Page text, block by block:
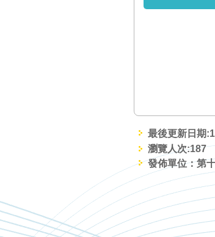
最後更新日期
瀏覽人次:187
發佈單位：第